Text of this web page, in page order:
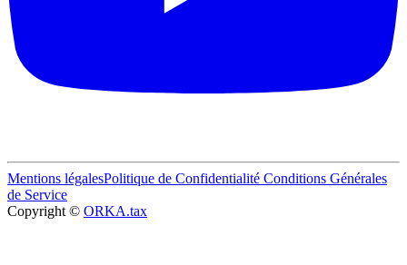
Mentions légalesPolitique de Confidentialité Conditions Générales
de Service
Copyright © ORKA.tax